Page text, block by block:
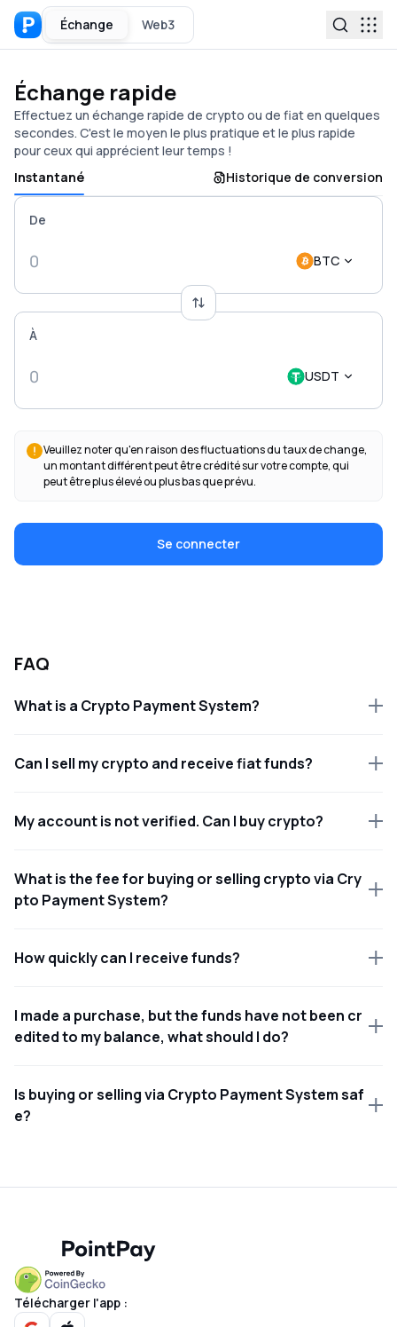
Échange Web3
Échange rapide
Effectuez un échange rapide de crypto ou de fiat en quelques
secondes. C'est le moyen le plus pratique et le plus rapide
pour ceux qui apprécient leur temps !
Instantané
Historique de conversion
De
BTC
À
USDT
Veuillez noter qu'en raison des fluctuations du taux de change,
un montant différent peut être crédité sur votre compte, qui
peut être plus élevé ou plus bas que prévu.
Se connecter
FAQ
What is a Crypto Payment System?
Can I sell my crypto and receive fiat funds?
My account is not verified. Can I buy crypto?
What is the fee for buying or selling crypto via Cry
pto Payment System?
How quickly can I receive funds?
I made a purchase, but the funds have not been cr
edited to my balance, what should I do?
Is buying or selling via Crypto Payment System saf
e?
Télécharger l'app :